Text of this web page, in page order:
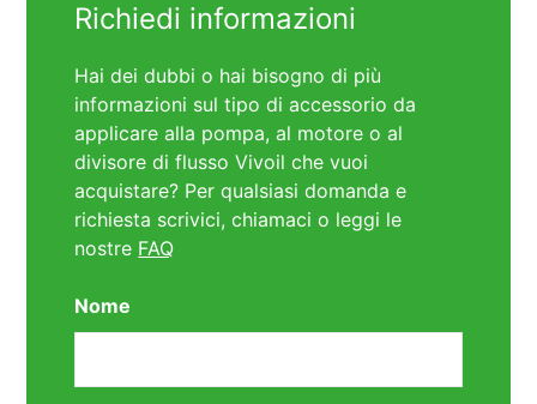
Richiedi informazioni
Hai dei dubbi o hai bisogno di più
informazioni sul tipo di accessorio da
applicare alla pompa, al motore o al
divisore di flusso Vivoil che vuoi
acquistare? Per qualsiasi domanda e
richiesta scrivici, chiamaci o leggi le
nostre FAQ
Nome